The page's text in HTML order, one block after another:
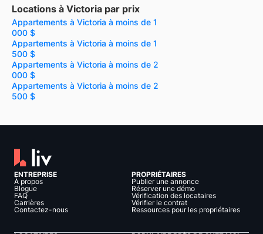
Locations à Victoria par prix
Appartements à Victoria à moins de 1
000 $
Appartements à Victoria à moins de 1
500 $
Appartements à Victoria à moins de 2
000 $
Appartements à Victoria à moins de 2
500 $
ENTREPRISE
À propos
Blogue
FAQ
Carrières
Contactez-nous
PROPRIÉTAIRES
Publier une annonce
Réserver une démo
Vérification des locataires
Vérifier le contrat
Ressources pour les propriétaires